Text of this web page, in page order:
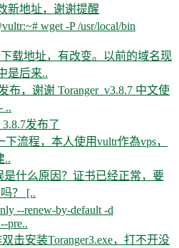
新地址，谢谢提醒
wget -P /usr/local/bin
下载地址，有改变。以前的域名现
是后来..
布，谢谢 Toranger_v3.8.7 中文使
..
3.8.7发布了
流程，本人使用vultr作為vps，
..
是什么原因？证书已经正常，要
？ [..
--renew-by-default -d
pre..
击安装Toranger3.exe，打不开没